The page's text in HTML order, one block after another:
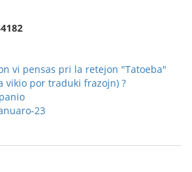
vi pensas pri la retejon "Tatoeba"
vikio por traduki frazojn) ?
23